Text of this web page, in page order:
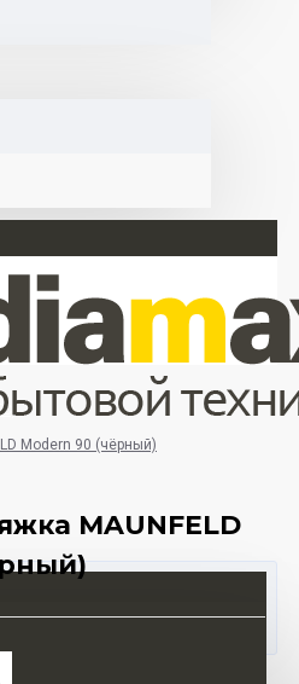
Modern 90 (чёрный)
MAUNFELD